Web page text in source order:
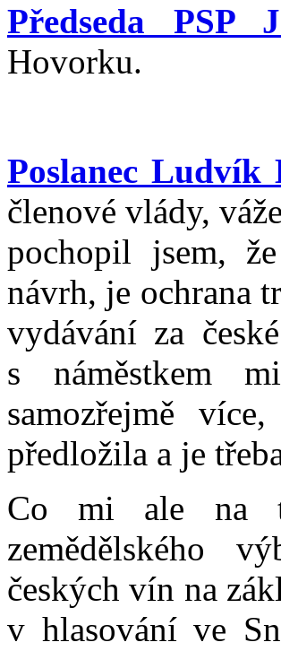
Předseda PSP
Hovorku.
Poslanec Ludvík
členové vlády,
pochopil jsem,
návrh, je ochrana
vydávání za
s náměstkem
samozřejmě
předložila a je
Co mi ale na
zemědělského
českých vín na
v hlasování ve